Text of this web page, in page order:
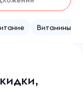
Витамины